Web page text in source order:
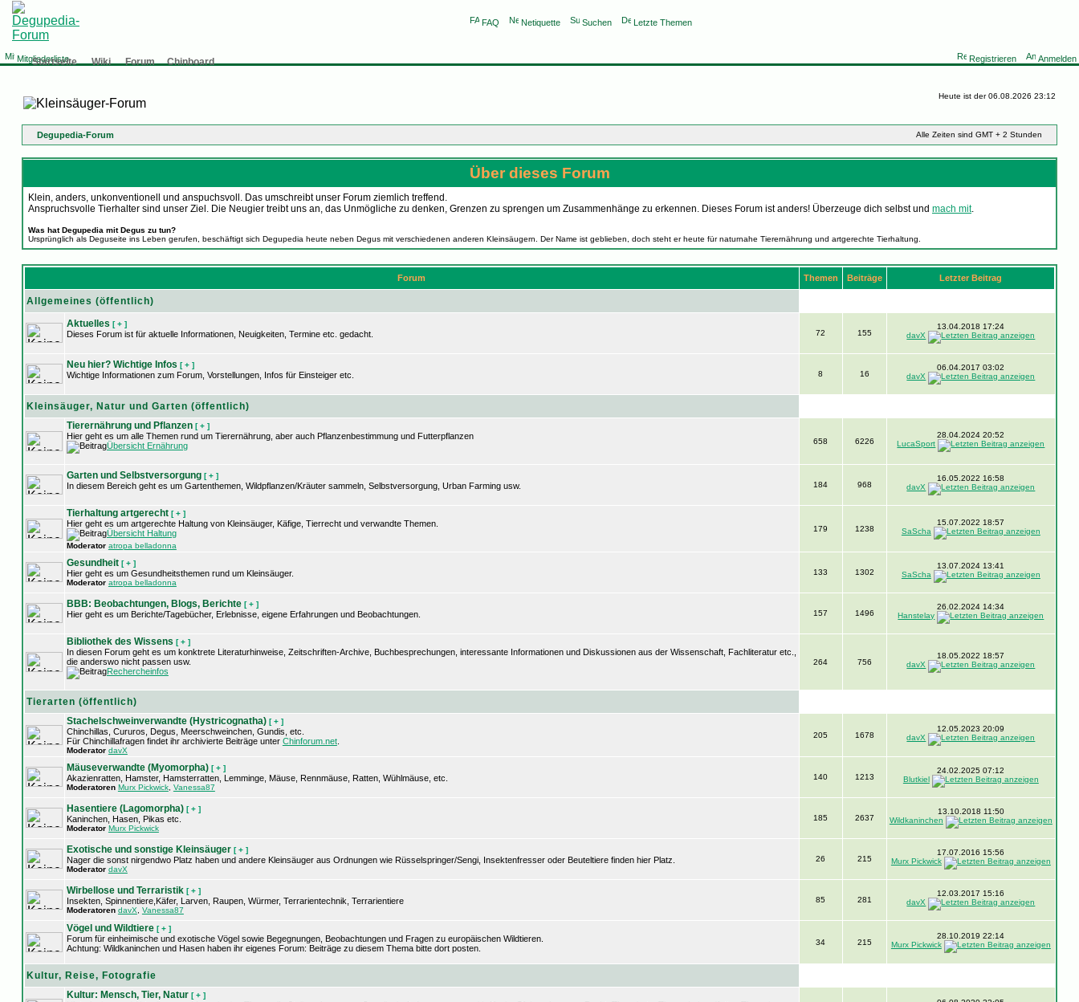
FAQ Netiquette Suchen Letzte Themen
Mitgliederliste Registrieren Anmelden
Startseite Wiki Forum Chinboard
Heute ist der 06.08.2026 23:12
Degupedia-Forum Alle Zeiten sind GMT + 2 Stunden
Über dieses Forum
Klein, anders, unkonventionell und anspuchsvoll. Das umschreibt unser Forum ziemlich treffend.
Anspruchsvolle Tierhalter sind unser Ziel. Die Neugier treibt uns an, das Unmögliche zu denken, Grenzen zu sprengen um Zusammenhänge zu erkennen. Dieses Forum ist anders! Überzeuge dich selbst und mach mit.
Was hat Degupedia mit Degus zu tun?
Ursprünglich als Deguseite ins Leben gerufen, beschäftigt sich Degupedia heute neben Degus mit verschiedenen anderen Kleinsäugern. Der Name ist geblieben, doch steht er heute für naturnahe Tierernährung und artgerechte Tierhaltung.
Forum Themen Beiträge Letzter Beitrag
Allgemeines (öffentlich)
Aktuelles [ + ]
Dieses Forum ist für aktuelle Informationen, Neuigkeiten, Termine etc. gedacht. 72 155
13.04.2018 17:24
davX
Neu hier? Wichtige Infos [ + ]
Wichtige Informationen zum Forum, Vorstellungen, Infos für Einsteiger etc. 8 16
06.04.2017 03:02
davX
Kleinsäuger, Natur und Garten (öffentlich)
Tierernährung und Pflanzen [ + ]
Hier geht es um alle Themen rund um Tierernährung, aber auch Pflanzenbestimmung und Futterpflanzen
Übersicht Ernährung
658 6226
28.04.2024 20:52
LucaSport
Garten und Selbstversorgung [ + ]
In diesem Bereich geht es um Gartenthemen, Wildpflanzen/Kräuter sammeln, Selbstversorgung, Urban Farming usw. 184 968
16.05.2022 16:58
davX
Tierhaltung artgerecht [ + ]
Hier geht es um artgerechte Haltung von Kleinsäuger, Käfige, Tierrecht und verwandte Themen.
Übersicht Haltung
Moderator atropa belladonna
179 1238
15.07.2022 18:57
SaScha
Gesundheit [ + ]
Hier geht es um Gesundheitsthemen rund um Kleinsäuger.
Moderator atropa belladonna
133 1302
13.07.2024 13:41
SaScha
BBB: Beobachtungen, Blogs, Berichte [ + ]
Hier geht es um Berichte/Tagebücher, Erlebnisse, eigene Erfahrungen und Beobachtungen. 157 1496
26.02.2024 14:34
Hanstelay
Bibliothek des Wissens [ + ]
In diesen Forum geht es um konktrete Literaturhinweise, Zeitschriften-Archive, Buchbesprechungen, interessante Informationen und Diskussionen aus der Wissenschaft, Fachliteratur etc.,
die anderswo nicht passen usw.
Rechercheinfos
264 756
18.05.2022 18:57
davX
Tierarten (öffentlich)
Stachelschweinverwandte (Hystricognatha) [ + ]
Chinchillas, Cururos, Degus, Meerschweinchen, Gundis, etc.
Für Chinchillafragen findet ihr archivierte Beiträge unter Chinforum.net.
Moderator davX
205 1678
12.05.2023 20:09
davX
Mäuseverwandte (Myomorpha) [ + ]
Akazienratten, Hamster, Hamsterratten, Lemminge, Mäuse, Rennmäuse, Ratten, Wühlmäuse, etc.
Moderatoren Murx Pickwick, Vanessa87
140 1213
24.02.2025 07:12
Blutkiel
Hasentiere (Lagomorpha) [ + ]
Kaninchen, Hasen, Pikas etc.
Moderator Murx Pickwick
185 2637
13.10.2018 11:50
Wildkaninchen
Exotische und sonstige Kleinsäuger [ + ]
Nager die sonst nirgendwo Platz haben und andere Kleinsäuger aus Ordnungen wie Rüsselspringer/Sengi, Insektenfresser oder Beuteltiere finden hier Platz.
Moderator davX
26 215
17.07.2016 15:56
Murx Pickwick
Wirbellose und Terraristik [ + ]
Insekten, Spinnentiere,Käfer, Larven, Raupen, Würmer, Terrarientechnik, Terrarientiere
Moderatoren davX Vanessa87
85 281
12.03.2017 15:16
davX
Vögel und Wildtiere [ + ]
Forum für einheimische und exotische Vögel sowie Begegnungen, Beobachtungen und Fragen zu europäischen Wildtieren.
Achtung: Wildkaninchen und Hasen haben ihr eigenes Forum: Beiträge zu diesem Thema bitte dort posten.
34 215
28.10.2019 22:14
Murx Pickwick
Kultur, Reise, Fotografie
Kultur: Mensch, Tier, Natur [ + ]